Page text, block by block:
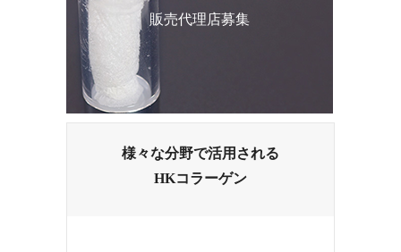
販売代理店募集
様々な分野で活用される
HKコラーゲン